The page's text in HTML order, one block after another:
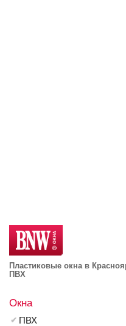
Пластиковые окна в
ПВХ
Окна
ПВХ